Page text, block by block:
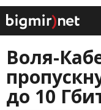
Воля-
до 10